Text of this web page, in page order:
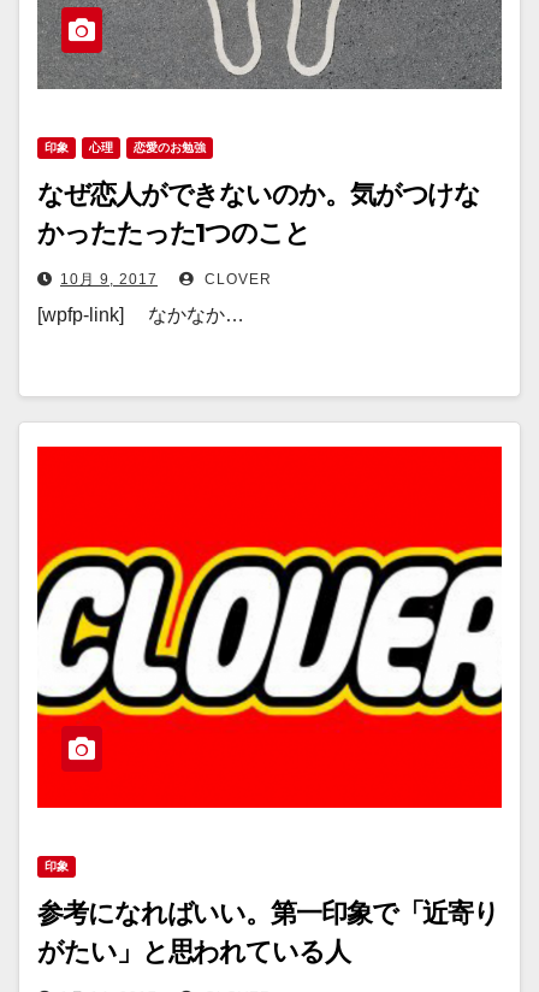
印象 心理 恋愛のお勉強
なぜ恋人ができないのか。気がつけな
かったたった1つのこと
10月 9, 2017 CLOVER
[wpfp-link] なかなか…
印象
参考になればいい。第一印象で「近寄り
がたい」と思われている人